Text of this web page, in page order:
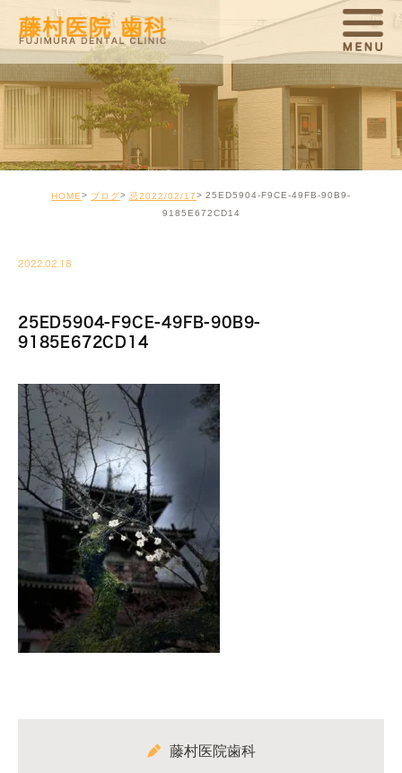
HOME ブログ 忌2022/02/17
25ED5904-F9CE-49FB-90B9-
9185E672CD14
2022.02.18
25ED5904-F9CE-49FB-90B9-
9185E672CD14
藤村医院歯科